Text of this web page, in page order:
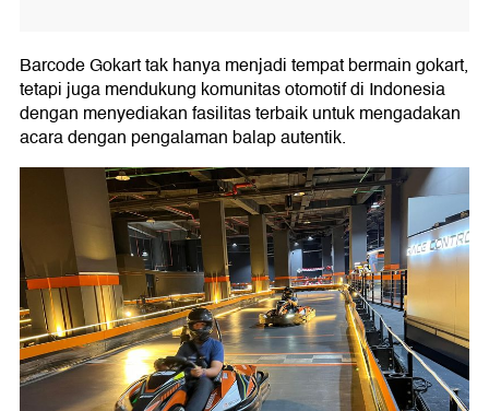
Barcode Gokart tak hanya menjadi tempat bermain gokart,
tetapi juga mendukung komunitas otomotif di Indonesia
dengan menyediakan fasilitas terbaik untuk mengadakan
acara dengan pengalaman balap autentik.